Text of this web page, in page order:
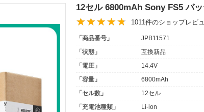
12セル 6800mAh Sony FS5 バ
1011件のショップレビ
「商品番号」
JPB11571
「状態」
互換新品
「電圧」
14.4V
「容量」
6800mAh
「セル数」
12セル
「充電池種類」
Li-ion